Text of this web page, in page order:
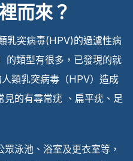
而來？
乳突病毒(HPV)的過濾性病
的類型有很多，已發現的就
類乳突病毒（HPV）造成
的有尋常疣 、扁平疣、足
泳池、浴室及更衣室等，